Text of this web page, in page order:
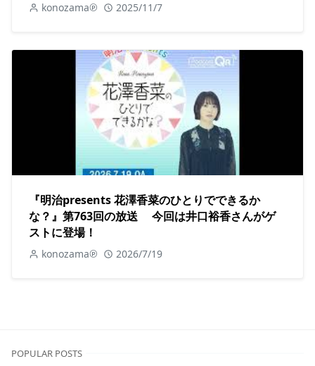
konozama℗ 2025/11/7
『明治presents 花澤香菜のひとりでできるか
な？』第763回の放送 今回は井口裕香さんがゲ
ストに登場！
konozama℗ 2026/7/19
POPULAR POSTS